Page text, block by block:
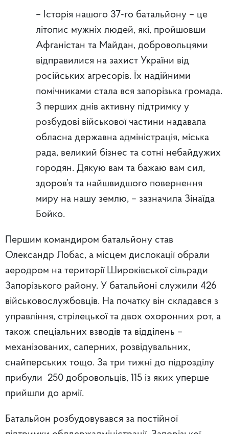
– Історія нашого 37-го батальйону – це
літопис мужніх людей, які, пройшовши
Афганістан та Майдан, добровольцями
відправилися на захист України від
російських агресорів. Їх надійними
помічниками стала вся запорізька громада.
З перших днів активну підтримку у
розбудові військової частини надавала
обласна державна адміністрація, міська
рада, великий бізнес та сотні небайдужих
городян. Дякую вам та бажаю вам сил,
здоров’я та найшвидшого повернення
миру на нашу землю, – зазначила Зінаїда
Бойко.
Першим командиром батальйону став
Олександр Лобас, а місцем дислокації обрали
аеродром на території Широківської сільради
Запорізького району. У батальйоні служили 426
військовослужбовців. На початку він складався з
управління, стрілецької та двох охоронних рот, а
також спеціальних взводів та відділень –
механізованих, саперних, розвідувальних,
снайперських тощо. За три тижні до підрозділу
прибули 250 добровольців, 115 із яких уперше
прийшли до армії.
Батальйон розбудовувався за постійної